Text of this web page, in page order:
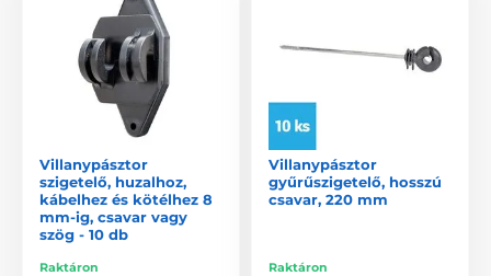
Villanypásztor
szigetelő, huzalhoz,
kábelhez és kötélhez 8
mm-ig, csavar vagy
szög - 10 db
Raktáron
Villanypásztor
gyűrűszigetelő, hosszú
csavar, 220 mm
Raktáron